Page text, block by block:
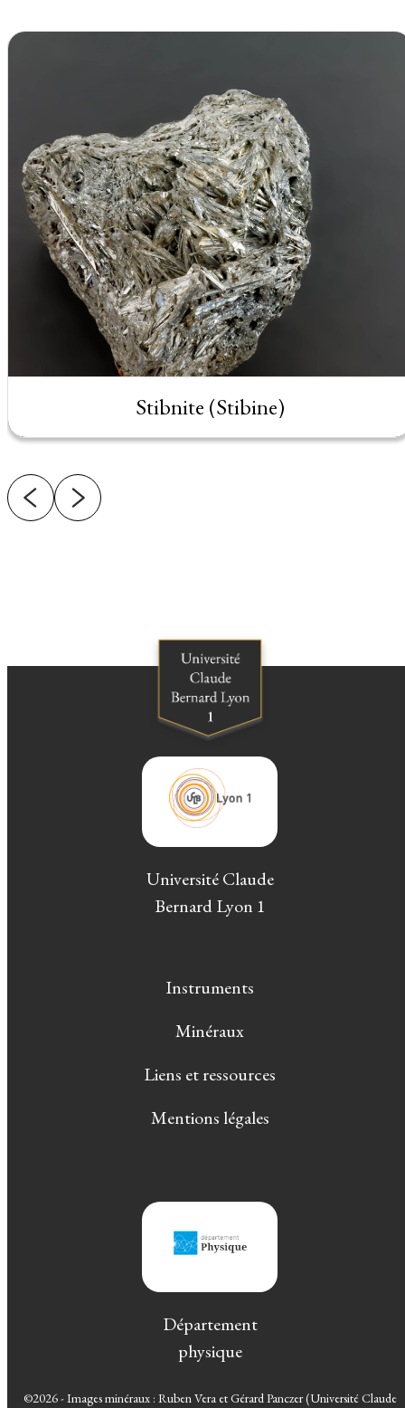
Stibnite (Stibine)
Université Claude
Bernard Lyon 1
Instruments
Minéraux
Liens et ressources
Mentions légales
Département
physique
©2026 - Images minéraux : Ruben Vera et Gérard Panczer (Université Claude